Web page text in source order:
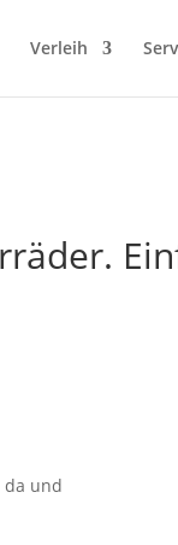
Verleih
da und